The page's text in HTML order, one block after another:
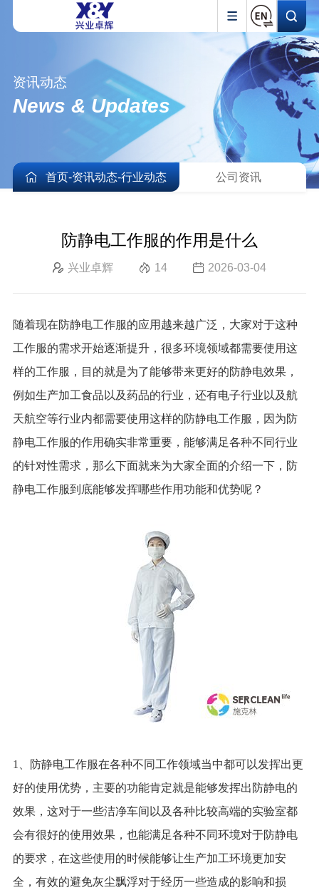
资讯动态
News & Updates
首页-资讯动态-行业动态 公司资讯
防静电工作服的作用是什么
兴业卓辉 14 2026-03-04
随着现在防静电工作服的应用越来越广泛，大家对于这种
工作服的需求开始逐渐提升，很多环境领域都需要使用这
样的工作服，目的就是为了能够带来更好的防静电效果，
例如生产加工食品以及药品的行业，还有电子行业以及航
天航空等行业内都需要使用这样的防静电工作服，因为防
静电工作服的作用确实非常重要，能够满足各种不同行业
的针对性需求，那么下面就来为大家全面的介绍一下，防
静电工作服到底能够发挥哪些作用功能和优势呢？
1、防静电工作服在各种不同工作领域当中都可以发挥出更
好的使用优势，主要的功能肯定就是能够发挥出防静电的
效果，这对于一些洁净车间以及各种比较高端的实验室都
会有很好的使用效果，也能满足各种不同环境对于防静电
的要求，在这些使用的时候能够让生产加工环境更加安
全，有效的避免灰尘飘浮对于经历一些造成的影响和损